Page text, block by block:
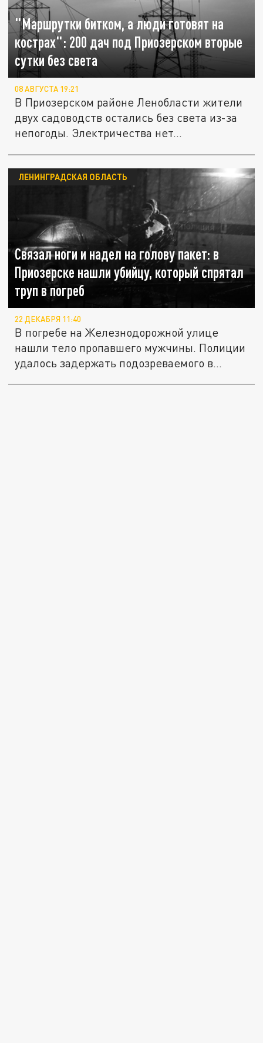
"Маршрутки битком, а люди готовят на
кострах": 200 дач под Приозерском вторые
сутки без света
08 АВГУСТА 19:21
В Приозерском районе Ленобласти жители
двух садоводств остались без света из-за
непогоды. Электричества нет...
Связал ноги и надел на голову пакет: в
Приозерске нашли убийцу, который спрятал
труп в погреб
ЛЕНИНГРАДСКАЯ ОБЛАСТЬ
22 ДЕКАБРЯ 11:40
В погребе на Железнодорожной улице
нашли тело пропавшего мужчины. Полиции
удалось задержать подозреваемого в...